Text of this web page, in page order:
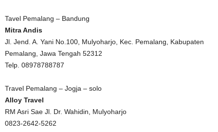
Tavel Pemalang – Bandung
Mitra Andis
Jl. Jend. A. Yani No.100, Mulyoharjo, Kec. Pemalang, Kabupaten
Pemalang, Jawa Tengah 52312
Telp. 08978788787
Travel Pemalang – Jogja – solo
Alloy Travel
RM Asri Sae Jl. Dr. Wahidin, Mulyoharjo
0823-2642-5262